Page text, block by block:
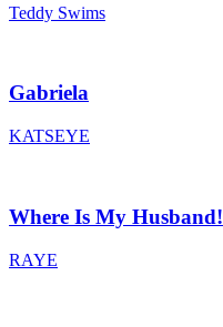
Teddy Swims
Gabriela
KATSEYE
Where Is My Husband!
RAYE